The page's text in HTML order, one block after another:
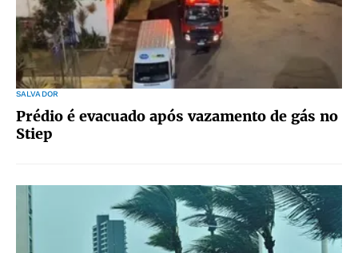
SALVADOR
Prédio é evacuado após vazamento de gás no
Stiep